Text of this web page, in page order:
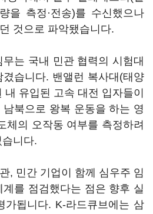
을 측정·전송)를 수신했으나
것으로 파악됐습니다.
는 국내 민관 협력의 시험대
습니다. 밴앨런 복사대(태양
유입된 고속 대전 입자들이
북으로 왕복 운동을 하는 영
체의 오작동 여부를 측정하려
니다.
, 민간 기업이 함께 심우주 임
를 점검했다는 점은 향후 실
가됩니다. K-라드큐브에는 삼